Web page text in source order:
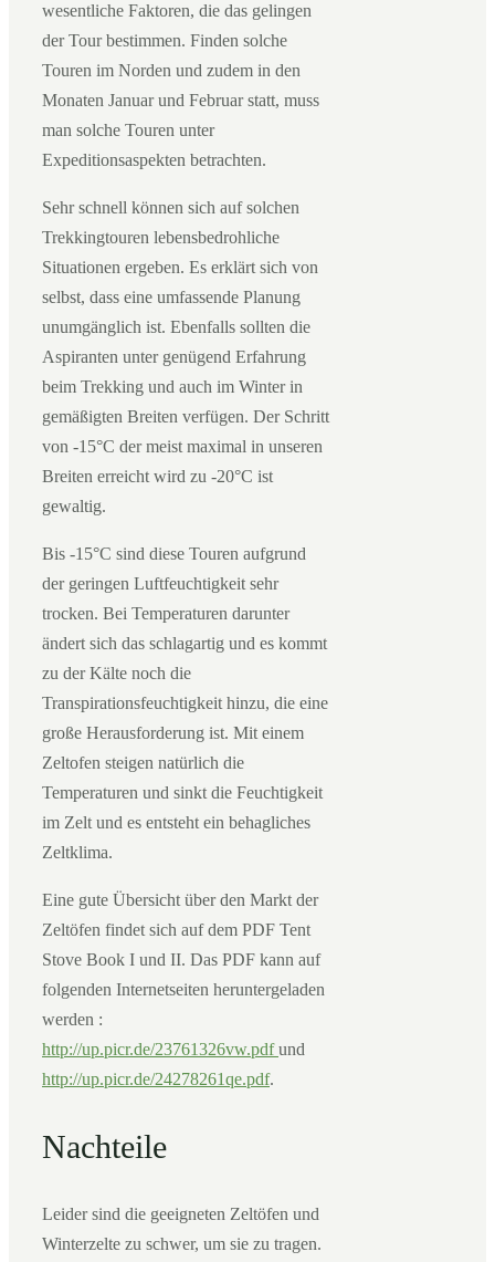
wesentliche Faktoren, die das gelingen
der Tour bestimmen. Finden solche
Touren im Norden und zudem in den
Monaten Januar und Februar statt, muss
man solche Touren unter
Expeditionsaspekten betrachten.
Sehr schnell können sich auf solchen
Trekkingtouren lebensbedrohliche
Situationen ergeben. Es erklärt sich von
selbst, dass eine umfassende Planung
unumgänglich ist. Ebenfalls sollten die
Aspiranten unter genügend Erfahrung
beim Trekking und auch im Winter in
gemäßigten Breiten verfügen. Der Schritt
von -15°C der meist maximal in unseren
Breiten erreicht wird zu -20°C ist
gewaltig.
Bis -15°C sind diese Touren aufgrund
der geringen Luftfeuchtigkeit sehr
trocken. Bei Temperaturen darunter
ändert sich das schlagartig und es kommt
zu der Kälte noch die
Transpirationsfeuchtigkeit hinzu, die eine
große Herausforderung ist. Mit einem
Zeltofen steigen natürlich die
Temperaturen und sinkt die Feuchtigkeit
im Zelt und es entsteht ein behagliches
Zeltklima.
Eine gute Übersicht über den Markt der
Zeltöfen findet sich auf dem PDF Tent
Stove Book I und II. Das PDF kann auf
folgenden Internetseiten heruntergeladen
werden :
http://up.picr.de/23761326vw.pdfund
http://up.picr.de/24278261qe.pdf.
Nachteile
Leider sind die geeigneten Zeltöfen und
Winterzelte zu schwer, um sie zu tragen.